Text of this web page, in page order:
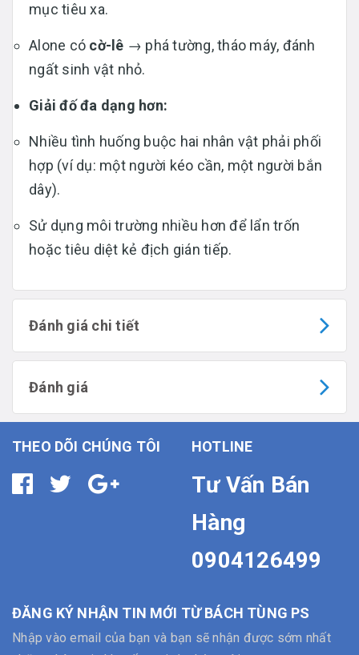
mục tiêu xa.
Alone có cờ-lê → phá tường, tháo máy, đánh
ngất sinh vật nhỏ.
Giải đố đa dạng hơn:
Nhiều tình huống buộc hai nhân vật phải phối
hợp (ví dụ: một người kéo cần, một người bắn
dây).
Sử dụng môi trường nhiều hơn để lẩn trốn
hoặc tiêu diệt kẻ địch gián tiếp.
Đánh giá chi tiết
Đánh giá
THEO DÕI CHÚNG TÔI HOTLINE
Tư Vấn Bán
Hàng
0904126499
ĐĂNG KÝ NHẬN TIN MỚI TỪ BÁCH TÙNG PS
Nhập vào email của bạn và bạn sẽ nhận được sớm nhất